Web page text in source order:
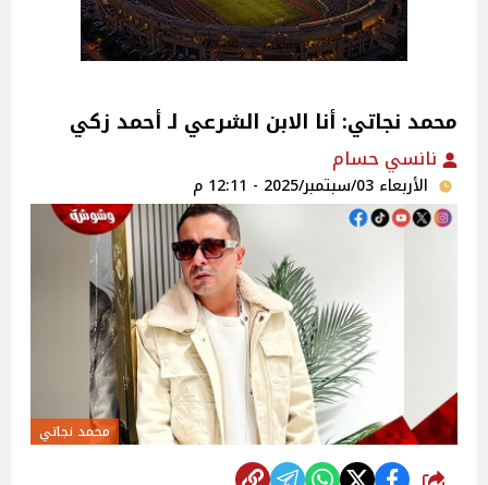
محمد نجاتي: أنا الابن الشرعي لـ أحمد زكي ‎
نانسي حسام
الأربعاء 03/سبتمبر/2025 - 12:11 م
محمد نجاتي